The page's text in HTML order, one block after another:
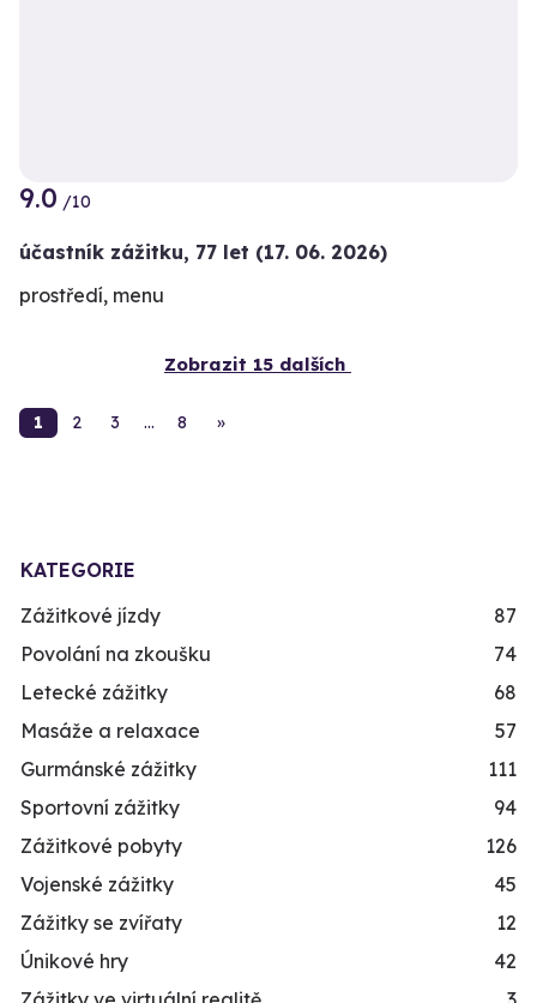
9.0 /10
účastník zážitku, 77 let (17. 06. 2026)
prostředí, menu
Zobrazit 15 dalších
1 2 3 … 8 »
KATEGORIE
Zážitkové jízdy
87
Povolání na zkoušku
74
Letecké zážitky
68
Masáže a relaxace
57
Gurmánské zážitky
111
Sportovní zážitky
94
Zážitkové pobyty
126
Vojenské zážitky
45
Zážitky se zvířaty
12
Únikové hry
42